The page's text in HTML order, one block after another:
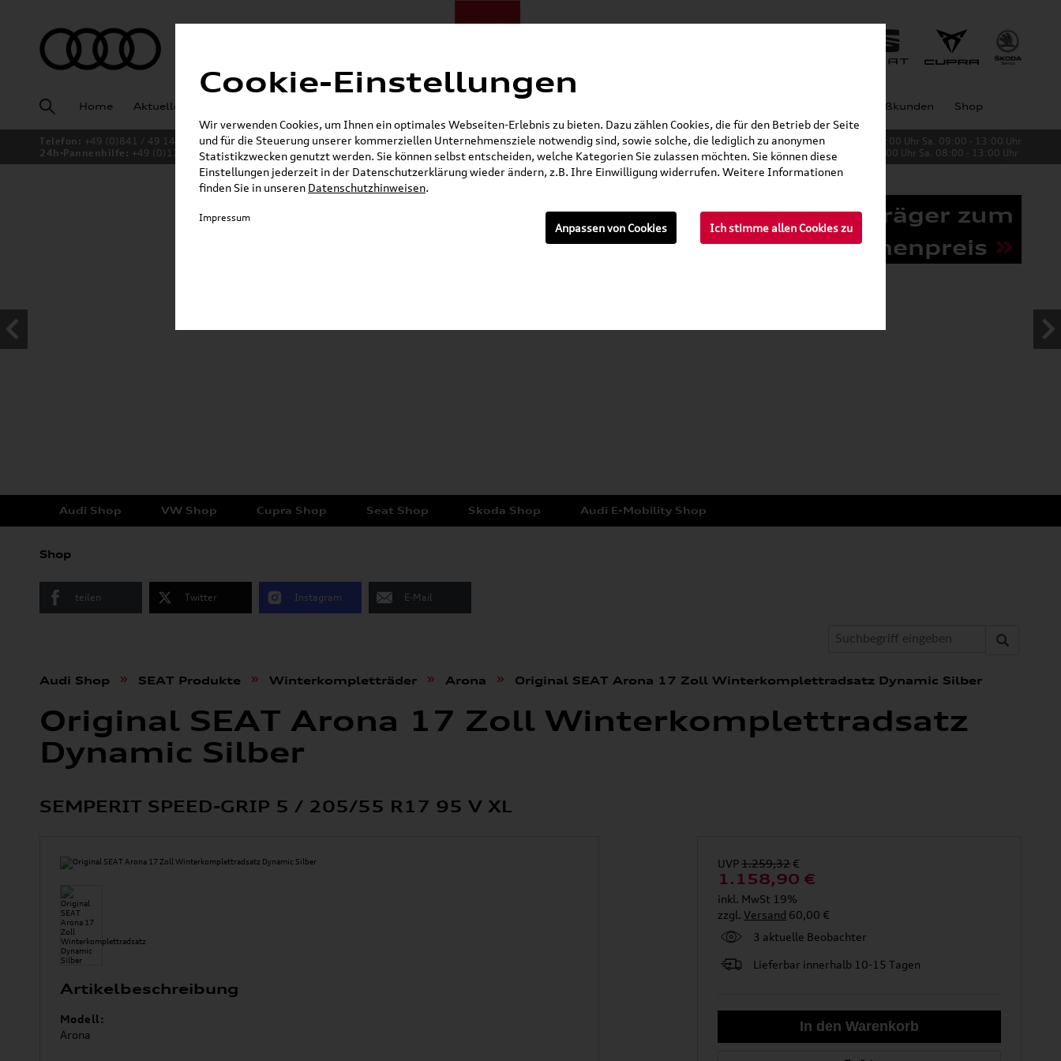
Home Aktuelles Großkunden Shop
Telefon: +49 (0)841 / 49 140
24h-Pannenhilfe: +49 (0)171 / 870 72 87 Gerade geöffnet Verkauf:Mo. - Fr. 08:00 - 19:00 Uhr Sa. 09:00 - 13:00 Uhr
Service:Mo. - Fr. 06:00 - 20:00 Uhr Sa. 08:00 - 13:00 Uhr
Jetzt sparen bei unseren
Grundträger zum
Schnäppchenpreis
Audi Shop VW Shop Cupra Shop Seat Shop Skoda Shop Audi E-Mobility Shop
Shop
teilen Twitter Instagram E-Mail
Audi Shop » SEAT Produkte » Winterkompletträder » Arona » Original SEAT Arona 17 Zoll Winterkomplettradsatz Dynamic Silber
Original SEAT Arona 17 Zoll Winterkomplettradsatz
Dynamic Silber
SEMPERIT SPEED-GRIP 5 / 205/55 R17 95 V XL
Artikelbeschreibung
Modell:
Arona
UVP1.259,32 €
1.158,90 €
inkl. MwSt 19%
zzgl.Versand 60,00 €
3 aktuelle Beobachter
Lieferbar innerhalb 10-15 Tagen
Cookie-Einstellungen
Wir verwenden Cookies, um Ihnen ein optimales Webseiten-Erlebnis zu bieten. Dazu zählen Cookies, die für den Betrieb der Seite
und für die Steuerung unserer kommerziellen Unternehmensziele notwendig sind, sowie solche, die lediglich zu anonymen
Statistikzwecken genutzt werden. Sie können selbst entscheiden, welche Kategorien Sie zulassen möchten. Sie können diese
Einstellungen jederzeit in der Datenschutzerklärung wieder ändern, z.B. Ihre Einwilligung widerrufen. Weitere Informationen
finden Sie in unseren Datenschutzhinweisen.
Ich stimme allen Cookies zu
Anpassen von Cookies
Impressum